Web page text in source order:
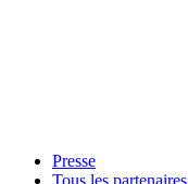
Presse
Tous les partenaires